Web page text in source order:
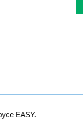
EASY.